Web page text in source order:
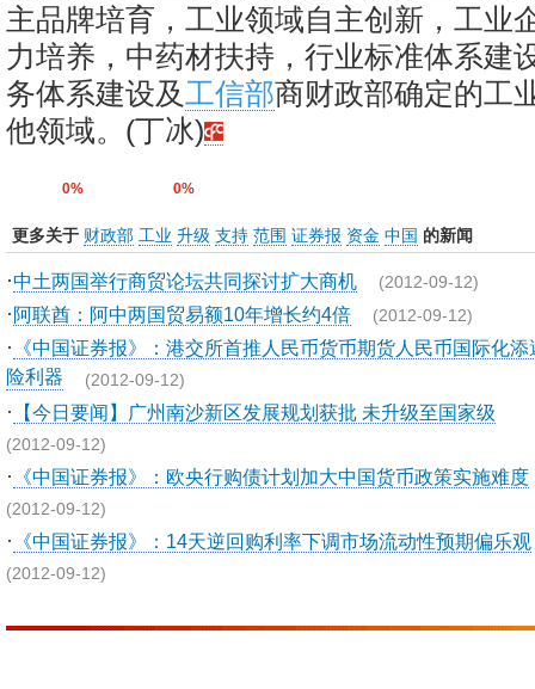
主品牌培育，工业领域自主创新，工业
力培养，中药材扶持，行业标准体系建
务体系建设及工信部商财政部确定的工
他领域。(丁冰)
0% 0%
更多关于 财政部 工业 升级 支持 范围 证券报 资金 中国 的新闻
·中土两国举行商贸论坛共同探讨扩大商机 (2012-09-12)
·阿联酋：阿中两国贸易额10年增长约4倍 (2012-09-12)
· 《中国证券报》：港交所首推人民币货币期货人民币国际化添
险利器 (2012-09-12)
· 【今日要闻】广州南沙新区发展规划获批 未升级至国家级
(2012-09-12)
· 《中国证券报》：欧央行购债计划加大中国货币政策实施难度
(2012-09-12)
· 《中国证券报》：14天逆回购利率下调市场流动性预期偏乐观
(2012-09-12)